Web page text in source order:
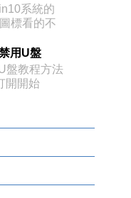
系統的
標看的不
用U盤
盤教程方法
開開始